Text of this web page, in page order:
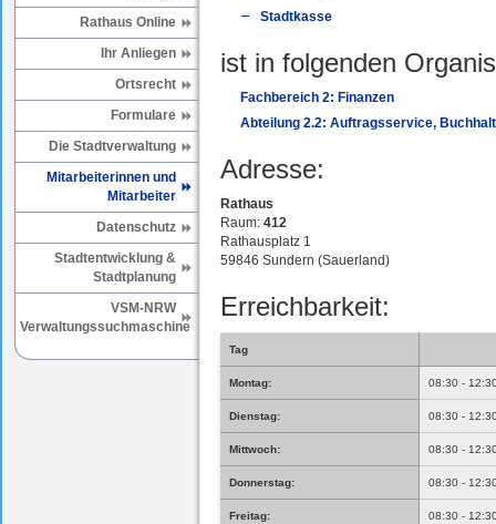
Rathaus Online
Ihr Anliegen
Ortsrecht
Formulare
Die Stadtverwaltung
Mitarbeiterinnen und
Mitarbeiter
Datenschutz
Stadtentwicklung &
Stadtplanung
VSM-NRW
Verwaltungssuchmaschine
Stadtkasse
ist in folgenden
Fachbereich 2: Finanzen
Abteilung 2.2: Auftragsservice,
Adresse:
Rathaus
Raum: 412
Rathausplatz 1
59846 Sundern (Sauerland)
Erreichbarkeit:
Tag
Montag: 08:30 -
Dienstag: 08:30 -
Mittwoch: 08:30 -
Donnerstag: 08:30 -
Freitag: 08:30 -